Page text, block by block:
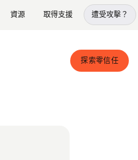
資源 取得支援 遭受攻擊？
探索零信任